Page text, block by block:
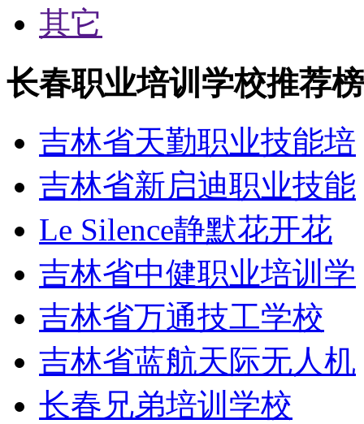
其它
长春职业培训学校推荐榜
吉林省天勤职业技能培
吉林省新启迪职业技能
Le Silence静默花开花
吉林省中健职业培训学
吉林省万通技工学校
吉林省蓝航天际无人机
长春兄弟培训学校